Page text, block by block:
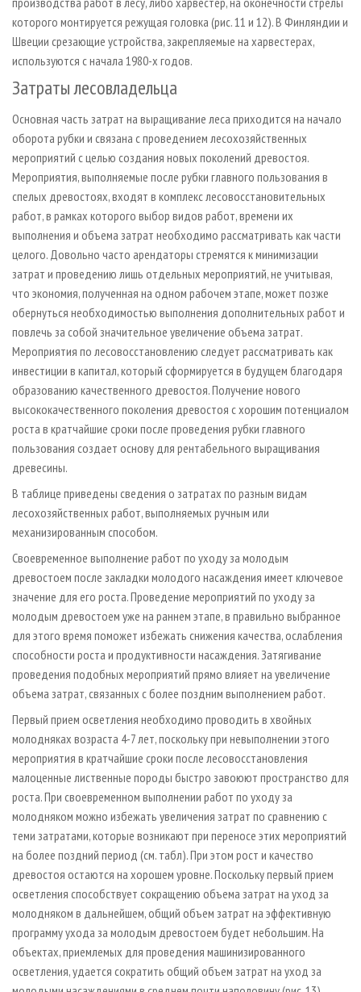
которого монтируется режущая головка (рис. 11 и 12). В Финляндии и
Швеции срезающие устройства, закрепляемые на харвестерах,
используются с начала 1980-х годов.
Затраты лесовладельца
Основная часть затрат на выращивание леса приходится на начало
оборота рубки и связана с проведением лесохозяйственных
мероприятий с целью создания новых поколений древостоя.
Мероприятия, выполняемые после рубки главного пользования в
спелых древостоях, входят в комплекс лесовосстановительных
работ, в рамках которого выбор видов работ, времени их
выполнения и объема затрат необходимо рассматривать как части
целого. Довольно часто арендаторы стремятся к минимизации
затрат и проведению лишь отдельных мероприятий, не учитывая,
что экономия, полученная на одном рабочем этапе, может позже
обернуться необходимостью выполнения дополнительных работ и
повлечь за собой значительное увеличение объема затрат.
Мероприятия по лесовосстановлению следует рассматривать как
инвестиции в капитал, который сформируется в будущем благодаря
образованию качественного древостоя. Получение нового
высококачественного поколения древостоя с хорошим потенциалом
роста в кратчайшие сроки после проведения рубки главного
пользования создает основу для рентабельного выращивания
древесины.
В таблице приведены сведения о затратах по разным видам
лесохозяйственных работ, выполняемых ручным или
механизированным способом.
Своевременное выполнение работ по уходу за молодым
древостоем после закладки молодого насаждения имеет ключевое
значение для его роста. Проведение мероприятий по уходу за
молодым древостоем уже на раннем этапе, в правильно выбранное
для этого время поможет избежать снижения качества, ослабления
способности роста и продуктивности насаждения. Затягивание
проведения подобных мероприятий прямо влияет на увеличение
объема затрат, связанных с более поздним выполнением работ.
Первый прием осветления необходимо проводить в хвойных
молодняках возраста 4-7 лет, поскольку при невыполнении этого
мероприятия в кратчайшие сроки после лесовосстановления
малоценные лиственные породы быстро завоюют пространство для
роста. При своевременном выполнении работ по уходу за
молодняком можно избежать увеличения затрат по сравнению с
теми затратами, которые возникают при переносе этих мероприятий
на более поздний период (см. табл). При этом рост и качество
древостоя остаются на хорошем уровне. Поскольку первый прием
осветления способствует сокращению объема затрат на уход за
молодняком в дальнейшем, общий объем затрат на эффективную
программу ухода за молодым древостоем будет небольшим. На
объектах, приемлемых для проведения машинизированного
осветления, удается сократить общий объем затрат на уход за